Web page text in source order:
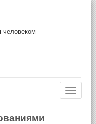
человеком